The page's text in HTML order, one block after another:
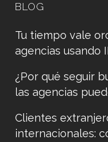
BLOG
Tu tiempo vale
agencias usando
¿Por qué seguir
las agencias
Clientes
internacionales: